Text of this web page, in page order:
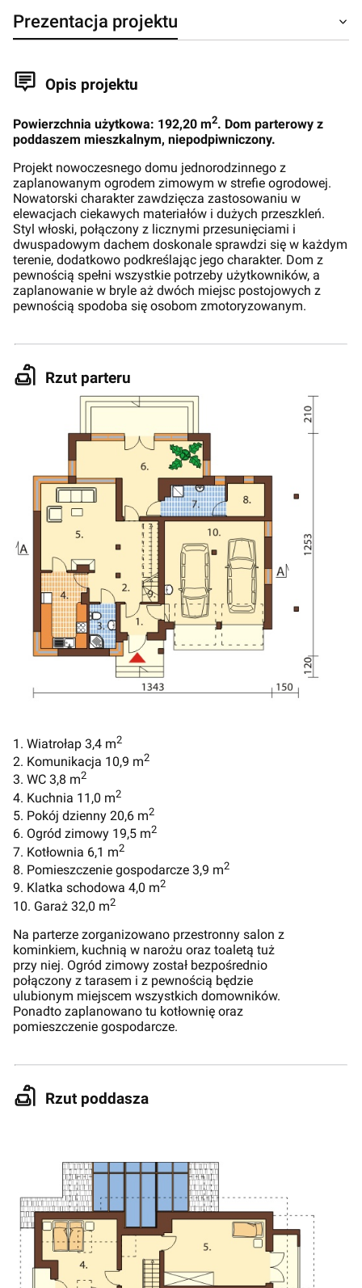
Prezentacja projektu
Opis projektu
Powierzchnia użytkowa: 192,20 m2. Dom parterowy z
poddaszem mieszkalnym, niepodpiwniczony.
Projekt nowoczesnego domu jednorodzinnego z
zaplanowanym ogrodem zimowym w strefie ogrodowej.
Nowatorski charakter zawdzięcza zastosowaniu w
elewacjach ciekawych materiałów i dużych przeszkleń.
Styl włoski, połączony z licznymi przesunięciami i
dwuspadowym dachem doskonale sprawdzi się w każdym
terenie, dodatkowo podkreślając jego charakter. Dom z
pewnością spełni wszystkie potrzeby użytkowników, a
zaplanowanie w bryle aż dwóch miejsc postojowych z
pewnością spodoba się osobom zmotoryzowanym.
Rzut parteru
1. Wiatrołap 3,4 m2
2. Komunikacja 10,9 m2
3. WC 3,8 m2
4. Kuchnia 11,0 m2
5. Pokój dzienny 20,6 m2
6. Ogród zimowy 19,5 m2
7. Kotłownia 6,1 m2
8. Pomieszczenie gospodarcze 3,9 m2
9. Klatka schodowa 4,0 m2
10. Garaż 32,0 m2
Na parterze zorganizowano przestronny salon z
kominkiem, kuchnią w narożu oraz toaletą tuż
przy niej. Ogród zimowy został bezpośrednio
połączony z tarasem i z pewnością będzie
ulubionym miejscem wszystkich domowników.
Ponadto zaplanowano tu kotłownię oraz
pomieszczenie gospodarcze.
Rzut poddasza